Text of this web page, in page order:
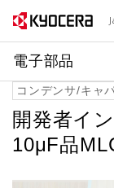
電子部品
コンデンサ/キャ
開発者イ
10μF品